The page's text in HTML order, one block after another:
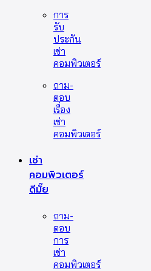
การ
รับ
ประกัน
เช่า
คอมพิวเตอร์
ถาม-
ตอบ
เรื่อง
เช่า
คอมพิวเตอร์
เช่า
คอมพิวเตอร์
ดีมั๊ย
ถาม-
ตอบ
การ
เช่า
คอมพิวเตอร์